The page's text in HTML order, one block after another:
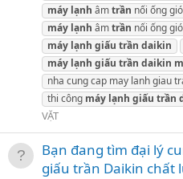
máy lạnh âmtrần nối ống gió
máy lạnh âmtrần nối ống gió
máy lạnh giấu trần daikin
máy lạnh giấu trần daikin
nha cung cap may lanh giau
thi công máy lạnh giấu trần
VẶT
Bạn đang tìm đại lý
giấu trần Daikin chất